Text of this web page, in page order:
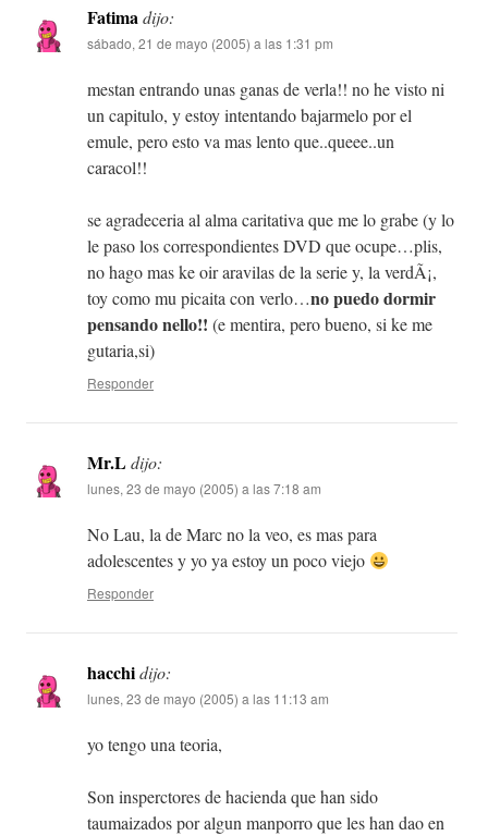
Fatimadijo:
sábado, 21 de mayo (2005) a las 1:31 pm
mestan entrando unas ganas de verla!! no he visto ni
un capitulo, y estoy intentando bajarmelo por el
emule, pero esto va mas lento que..queee..un
caracol!!
se agradeceria al alma caritativa que me lo grabe (y lo
le paso los correspondientes DVD que ocupe…plis,
no hago mas ke oir aravilas de la serie y, la verdÃ¡,
toy como mu picaita con verlo…no puedo dormir
pensando nello!! (e mentira, pero bueno, si ke me
gutaria,si)
Responder
Mr.Ldijo:
lunes, 23 de mayo (2005) a las 7:18 am
No Lau, la de Marc no la veo, es mas para
adolescentes y yo ya estoy un poco viejo
Responder
hacchidijo:
lunes, 23 de mayo (2005) a las 11:13 am
yo tengo una teoria,
Son insperctores de hacienda que han sido
taumaizados por algun manporro que les han dao en